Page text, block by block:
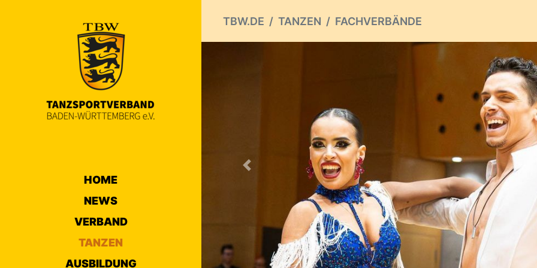
HOME
NEWS
VERBAND
TANZEN
AUSBILDUNG
TBW.DE TANZEN FACHVERBÄNDE
Previous